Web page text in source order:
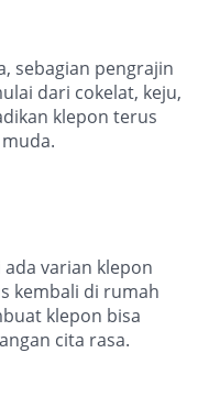
sebagian pengrajin
dari cokelat, keju,
klepon terus
varian klepon
kembali di rumah
klepon bisa
cita rasa.